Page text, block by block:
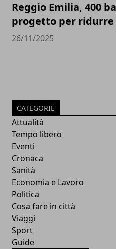
Reggio Emilia, 400
progetto per ridurre
26/11/2025
CATEGORIE
Attualità
Tempo libero
Eventi
Cronaca
Sanità
Economia e Lavoro
Politica
Cosa fare in città
Viaggi
Sport
Guide